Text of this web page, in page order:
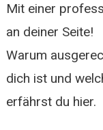
Mit einer
an deiner Seite!
Warum
dich ist und
erfährst du hier.